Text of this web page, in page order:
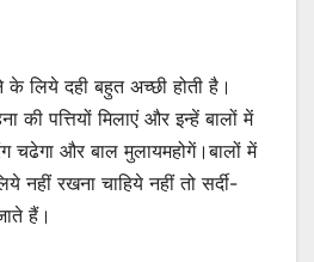
लिये दही बहुत अच्छी होती है।
की पत्तियों मिलाएं और इन्हें बालों में
चढेगा और बाल मुलायमहोगें।बालों में
नहीं रखना चाहिये नहीं तो सर्दी-
हैं।